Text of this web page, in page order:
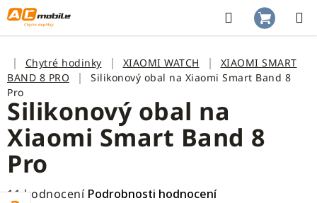
Přejít
na
obsah
Hledat
KOŠÍK
DomůChytré hodinky XIAOMI WATCH
XIAOMI SMART
BAND 8 PRO
Silikonový obal na Xiaomi Smart Band 8
Pro
Silikonový obal na
Xiaomi Smart Band 8
Pro
Průměrné
11 hodnocení Podrobnosti hodnocení